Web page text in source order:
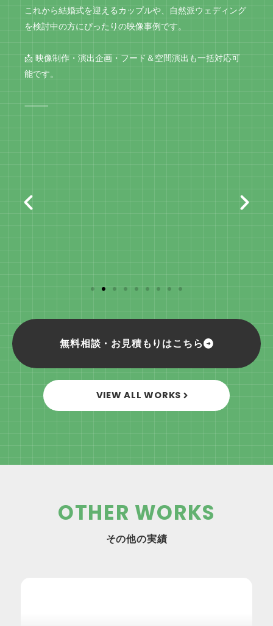
これから結婚式を迎えるカップルや、自然派ウェディング
を検討中の方にぴったりの映像事例です。
📩 映像制作・演出企画・フード＆空間演出も一括対応可
能です。
⸻
無料相談・お見積もりはこちら
VIEW ALL WORKS
OTHER WORKS
その他の実績